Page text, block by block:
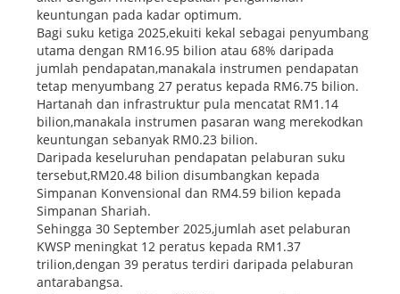
keuntungan pada kadar optimum.
Bagi suku ketiga 2025,ekuiti kekal sebagai penyumbang
utama dengan RM16.95 bilion atau 68% daripada
jumlah pendapatan,manakala instrumen pendapatan
tetap menyumbang 27 peratus kepada RM6.75 bilion.
Hartanah dan infrastruktur pula mencatat RM1.14
bilion,manakala instrumen pasaran wang merekodkan
keuntungan sebanyak RM0.23 bilion.
Daripada keseluruhan pendapatan pelaburan suku
tersebut,RM20.48 bilion disumbangkan kepada
Simpanan Konvensional dan RM4.59 bilion kepada
Simpanan Shariah.
Sehingga 30 September 2025,jumlah aset pelaburan
KWSP meningkat 12 peratus kepada RM1.37
trilion,dengan 39 peratus terdiri daripada pelaburan
antarabangsa.